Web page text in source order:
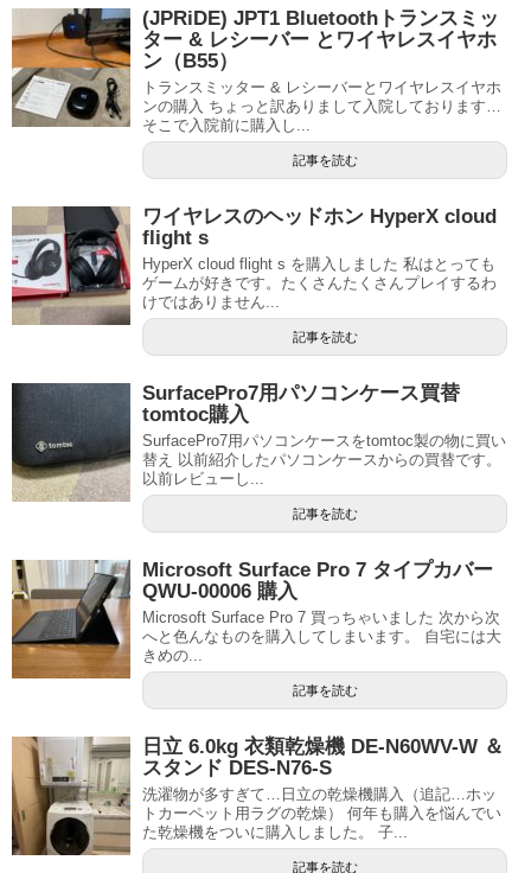
(JPRiDE) JPT1 Bluetoothトランスミッ
ター & レシーバー とワイヤレスイヤホ
ン（B55）
トランスミッター & レシーバーとワイヤレスイヤホ
ンの購入 ちょっと訳ありまして入院しております…
そこで入院前に購入し...
記事を読む
ワイヤレスのヘッドホン HyperX cloud
flight s
HyperX cloud flight s を購入しました 私はとっても
ゲームが好きです。たくさんたくさんプレイするわ
けではありません...
記事を読む
SurfacePro7用パソコンケース買替
tomtoc購入
SurfacePro7用パソコンケースをtomtoc製の物に買い
替え 以前紹介したパソコンケースからの買替です。
以前レビューし...
記事を読む
Microsoft Surface Pro 7 タイプカバー
QWU-00006 購入
Microsoft Surface Pro 7 買っちゃいました 次から次
へと色んなものを購入してしまいます。 自宅には大
きめの...
記事を読む
日立 6.0kg 衣類乾燥機 DE-N60WV-W ＆
スタンド DES-N76-S
洗濯物が多すぎて…日立の乾燥機購入（追記…ホッ
トカーペット用ラグの乾燥） 何年も購入を悩んでい
た乾燥機をついに購入しました。 子...
記事を読む